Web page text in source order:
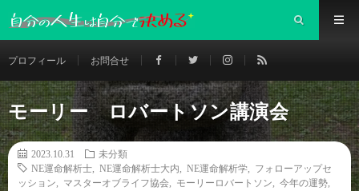
プロフィール お問合せ
モーリー ロバートソン講演会
2023.10.31
未分類
NE運命解析士
NE運命解析士大内 NE運命解析学
フォローアップセ
ッション
マスターオブライフ協会 モーリーロバートソン 今年の運勢